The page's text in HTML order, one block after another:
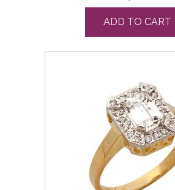
ADD TO CART